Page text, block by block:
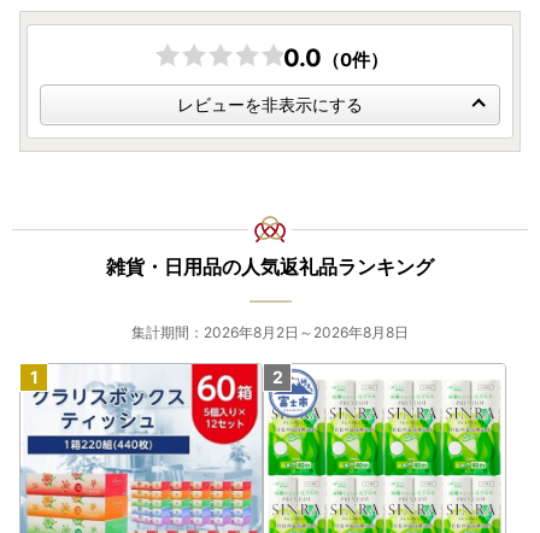
0.0 （0件）
レビューを非表示にする
雑貨・日用品の人気返礼品ランキング
集計期間：2026年8月2日～2026年8月8日